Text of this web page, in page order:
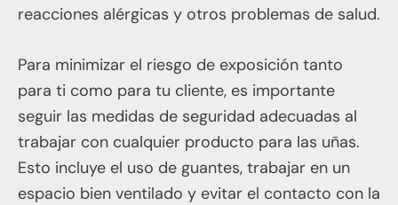
reacciones alérgicas y otros problemas de salud.
Para minimizar el riesgo de exposición tanto
para ti como para tu cliente, es importante
seguir las medidas de seguridad adecuadas al
trabajar con cualquier producto para las uñas.
Esto incluye el uso de guantes, trabajar en un
espacio bien ventilado y evitar el contacto con la